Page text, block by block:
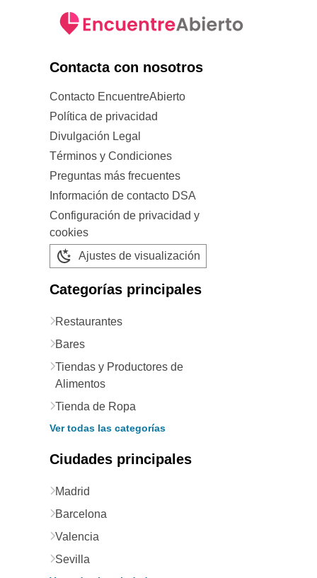
Contacta con nosotros
Contacto EncuentreAbierto
Política de privacidad
Divulgación Legal
Términos y Condiciones
Preguntas más frecuentes
Información de contacto DSA
Configuración de privacidad y
cookies
Ajustes de visualización
Categorías principales
Restaurantes
Bares
Tiendas y Productores de
Alimentos
Tienda de Ropa
Ver todas las categorías
Ciudades principales
Madrid
Barcelona
Valencia
Sevilla